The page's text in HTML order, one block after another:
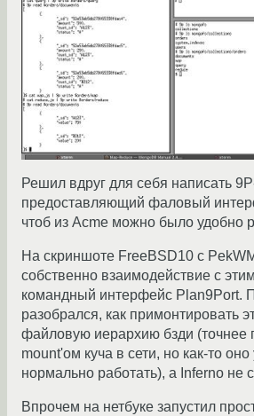
Решил вдруг для себя написать
предоставляющий фаловый
чтоб из Acme можно было удобно
На скриншоте FreeBSD10 с
собственно взаимодействие с
командный интерфейс Plan9Port.
разобрался, как примонтировать
файловую иерархию бзди (точнее
mount'ом куча в сети, но как-то
нормально работать), а Inferno не
Впрочем на нетбуке запустил